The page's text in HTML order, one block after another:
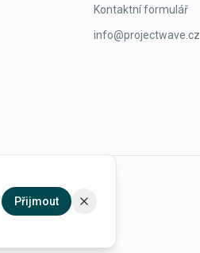
Kontaktní formulář
info@projectwave.cz
Přijmout